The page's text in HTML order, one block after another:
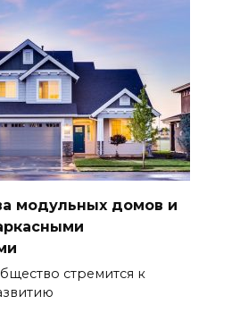
модульных домов и
стремится к